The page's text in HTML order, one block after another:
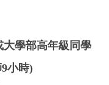
學部高年級同學
小時)